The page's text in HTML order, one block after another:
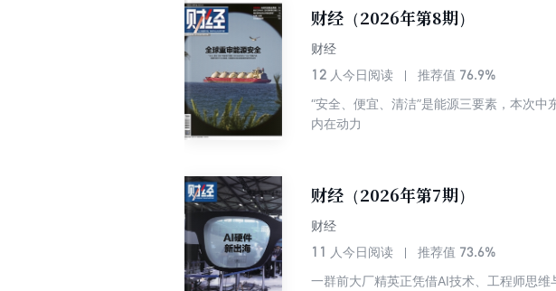
财经（2026年第8期）
财经
12 人今日阅读 推荐值 76.9%
“安全、便宜、清洁”是能源三要素，本次
内在动力
财经（2026年第7期）
财经
11 人今日阅读 推荐值 73.6%
一群前大厂精英正凭借AI技术、工程师思